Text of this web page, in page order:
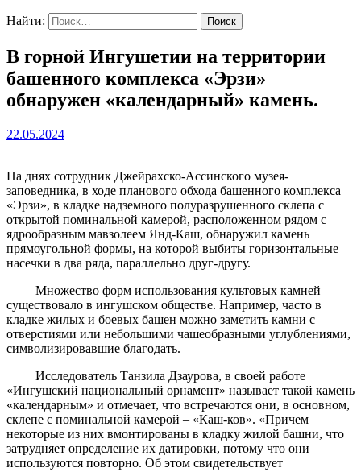
Найти:
В горной Ингушетии на территории
башенного комплекса «Эрзи»
обнаружен «календарный» камень.
22.05.2024
На днях сотрудник Джейрахско-Ассинского музея-
заповедника, в ходе планового обхода башенного комплекса
«Эрзи», в кладке надземного полуразрушенного склепа с
открытой поминальной камерой, расположенном рядом с
ядрообразным мавзолеем Янд-Каш, обнаружил камень
прямоугольной формы, на которой выбиты горизонтальные
насечки в два ряда, параллельно друг-другу.
Множество форм использования культовых камней
существовало в ингушском обществе. Например, часто в
кладке жилых и боевых башен можно заметить камни с
отверстиями или небольшими чашеобразными углублениями,
символизировавшие благодать.
Исследователь Танзила Дзаурова, в своей работе
«Ингушский национальный орнамент» называет такой камень
«календарным» и отмечает, что встречаются они, в основном,
склепе с поминальной камерой – «Каш-ков». «Причем
некоторые из них вмонтированы в кладку жилой башни, что
затрудняет определение их датировки, потому что они
используются повторно. Об этом свидетельствует